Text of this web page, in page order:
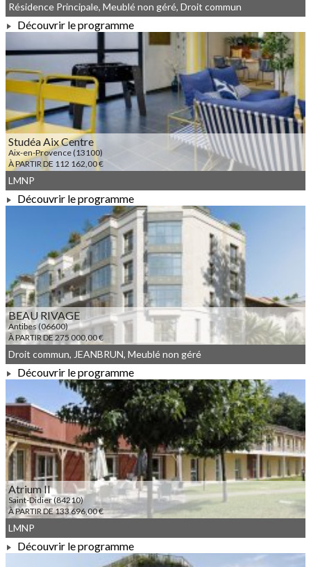
À PARTIR DE 574 000,00 €
Résidence Principale, Meublé non géré, Droit commun
Découvrir le programme
Studéa Aix Centre
Aix-en-Provence (13100)
À PARTIR DE 112 162,00 €
À PARTIR DE 112 162,00 €
LMNP
Découvrir le programme
BEAU RIVAGE
Antibes (06600)
À PARTIR DE 275 000,00 €
À PARTIR DE 275 000,00 €
Droit commun, JEANBRUN, Meublé non géré
Découvrir le programme
Atrium II
Saint-Didier (84210)
À PARTIR DE 133 696,00 €
LMNP
Découvrir le programme